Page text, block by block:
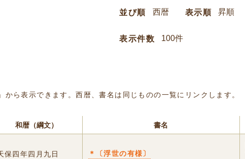
並び順 表示順
表示件数
から表示できます。西暦、書名は同じものの一覧にリンクします。
和暦（綱文） 書名
保四年四月九日 ＊〔浮世の有様〕